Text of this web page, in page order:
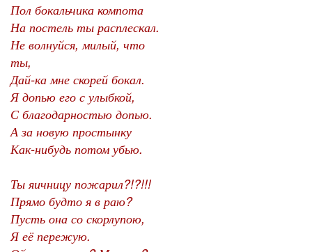
Пол бокальчика компота
На постель ты расплескал.
Не волнуйся, милый, что
ты,
Дай-ка мне скорей бокал.
Я допью его с улыбкой,
С благодарностью допью.
А за новую простынку
Как-нибудь потом убью.
Ты яичницу пожарил?!?!!!
Прямо будто я в раю?
Пусть она со скорлупою,
Я её пережую.